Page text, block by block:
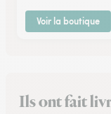
Voir la boutique
Ils ont fait